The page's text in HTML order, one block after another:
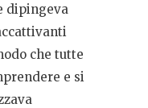
dipingeva
che tutte
e si